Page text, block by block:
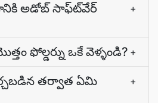
అడోబ్ సాఫ్ట్‍వేర్
+
ఫోల్డర్ను ఒకే వెళ్ళండి? +
తర్వాత ఏమి
+